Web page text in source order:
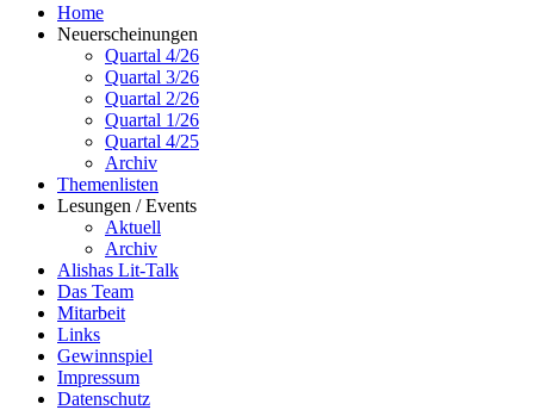
Home
Neuerscheinungen
Quartal 4/26
Quartal 3/26
Quartal 2/26
Quartal 1/26
Quartal 4/25
Archiv
Themenlisten
Lesungen / Events
Aktuell
Archiv
Alishas Lit-Talk
Das Team
Mitarbeit
Links
Gewinnspiel
Impressum
Datenschutz